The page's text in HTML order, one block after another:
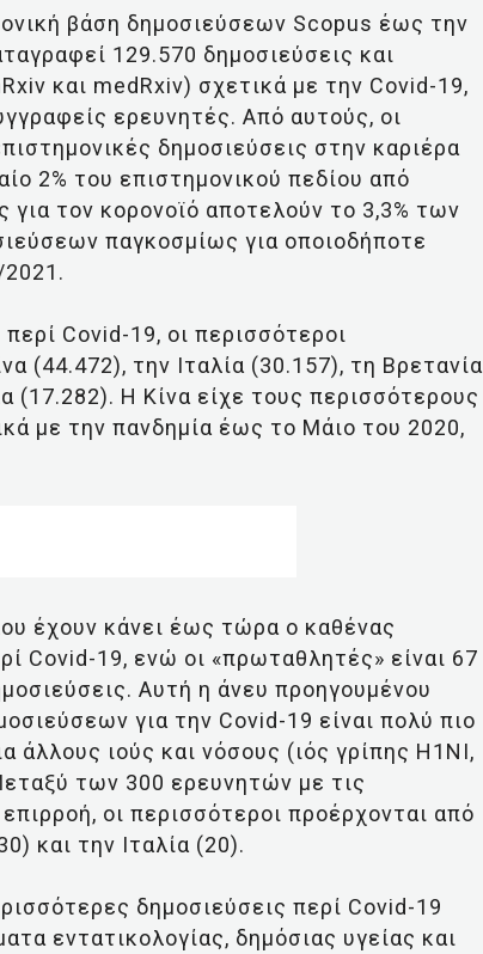
βάση δημοσιεύσεων Scopus έως την
129.570 δημοσιεύσεις και
και medRxiv) σχετικά με την Covid-19,
ερευνητές. Από αυτούς, οι
δημοσιεύσεις στην καριέρα
2% του επιστημονικού πεδίου από
τον κορονοϊό αποτελούν το 3,3% των
παγκοσμίως για οποιοδήποτε
Covid-19, οι περισσότεροι
(44.472), την Ιταλία (30.157), τη Βρετανία
(17.282). Η Κίνα είχε τους περισσότερους
με την πανδημία έως το Μάιο του 2020,
έχουν κάνει έως τώρα ο καθένας
Covid-19, ενώ οι «πρωταθλητές» είναι 67
Αυτή η άνευ προηγουμένου
για την Covid-19 είναι πολύ πιο
άλλους ιούς και νόσους (ιός γρίπης Η1ΝΙ,
των 300 ερευνητών με τις
οι περισσότεροι προέρχονται από
και την Ιταλία (20).
δημοσιεύσεις περί Covid-19
εντατικολογίας, δημόσιας υγείας και